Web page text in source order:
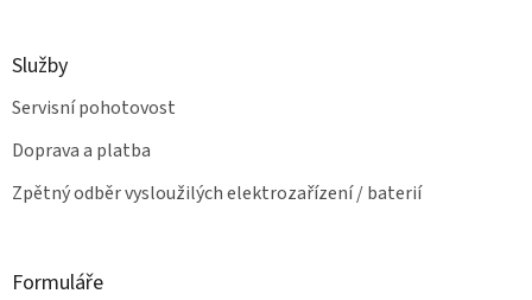
Služby
Servisní pohotovost
Doprava a platba
Zpětný odběr vysloužilých elektrozařízení / baterií
Formuláře